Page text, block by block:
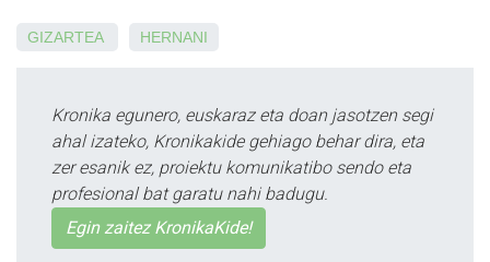
GIZARTEA HERNANI
Kronika egunero, euskaraz eta doan jasotzen segi
ahal izateko, Kronikakide gehiago behar dira, eta
zer esanik ez, proiektu komunikatibo sendo eta
profesional bat garatu nahi badugu.
Egin zaitez KronikaKide!